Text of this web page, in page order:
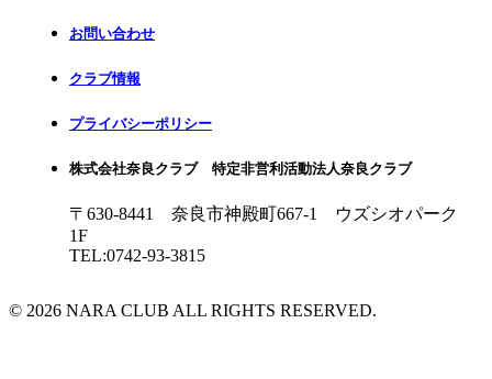
お問い合わせ
クラブ情報
プライバシーポリシー
株式会社奈良クラブ 特定非営利活動法人奈良クラブ
〒630-8441 奈良市神殿町667-1
ウズシオパーク
1F
TEL:0742-93-3815
© 2026 NARA CLUB ALL RIGHTS RESERVED.